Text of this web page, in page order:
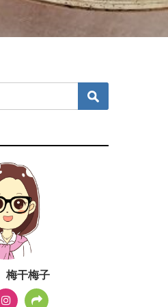
干梅子